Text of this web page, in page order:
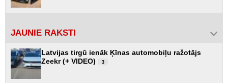
JAUNIE RAKSTI
Latvijas tirgū ienāk Ķīnas automobiļu ražotājs
Zeekr (+ VIDEO)
3